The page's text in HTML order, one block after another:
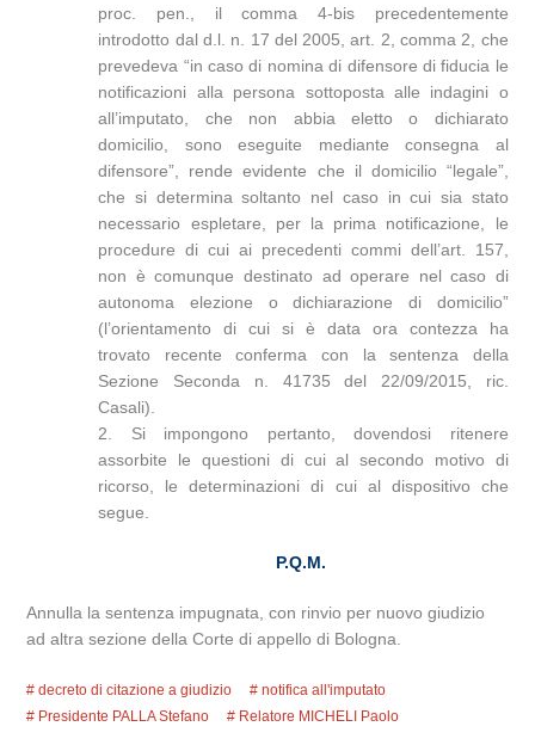
proc. pen., il comma 4-bis precedentemente
introdotto dal d.l. n. 17 del 2005, art. 2, comma 2, che
prevedeva “in caso di nomina di difensore di fiducia le
notificazioni alla persona sottoposta alle indagini o
all’imputato, che non abbia eletto o dichiarato
domicilio, sono eseguite mediante consegna al
difensore”, rende evidente che il domicilio “legale”,
che si determina soltanto nel caso in cui sia stato
necessario espletare, per la prima notificazione, le
procedure di cui ai precedenti commi dell’art. 157,
non è comunque destinato ad operare nel caso di
autonoma elezione o dichiarazione di domicilio”
(l’orientamento di cui si è data ora contezza ha
trovato recente conferma con la sentenza della
Sezione Seconda n. 41735 del 22/09/2015, ric.
Casali).
2. Si impongono pertanto, dovendosi ritenere
assorbite le questioni di cui al secondo motivo di
ricorso, le determinazioni di cui al dispositivo che
segue.
P.Q.M.
Annulla la sentenza impugnata, con rinvio per nuovo giudizio
ad altra sezione della Corte di appello di Bologna.
decreto di citazione a giudizio
notifica all'imputato
Presidente PALLA Stefano
Relatore MICHELI Paolo